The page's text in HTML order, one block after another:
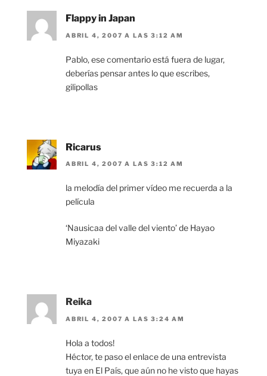
Flappy in Japan
ABRIL 4, 2007 A LAS 3:12 AM
Pablo, ese comentario está fuera de lugar,
deberías pensar antes lo que escribes,
gilipollas
Ricarus
ABRIL 4, 2007 A LAS 3:12 AM
la melodía del primer vídeo me recuerda a la
película
‘Nausicaa del valle del viento’ de Hayao
Miyazaki
Reika
ABRIL 4, 2007 A LAS 3:24 AM
Hola a todos!
Héctor, te paso el enlace de una entrevista
tuya en El País, que aún no he visto que hayas